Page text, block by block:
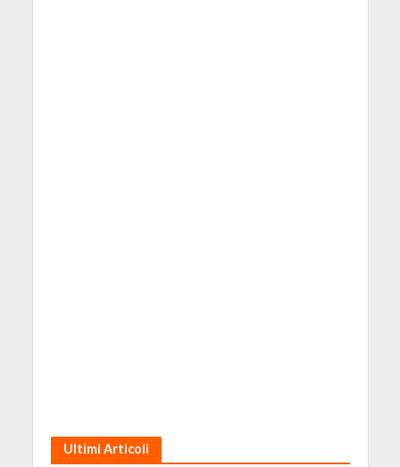
Ultimi Articoli